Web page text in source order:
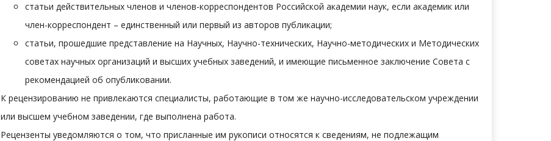
статьи действительных членов и членов-корреспондентов Российской академии наук, если академик или
член-корреспондент – единственный или первый из авторов публикации;
статьи, прошедшие представление на Научных, Научно-технических, Научно-методических и Методических
советах научных организаций и высших учебных заведений, и имеющие письменное заключение Совета с
рекомендацией об опубликовании.
К рецензированию не привлекаются специалисты, работающие в том же научно-исследовательском учреждении
или высшем учебном заведении, где выполнена работа.
Рецензенты уведомляются о том, что присланные им рукописи относятся к сведениям, не подлежащим